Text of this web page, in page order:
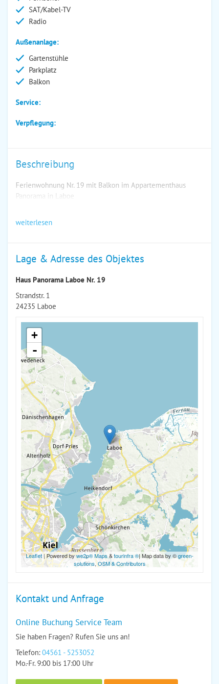
SAT/Kabel-TV
Radio
Außenanlage:
Gartenstühle
Parkplatz
Balkon
Service:
Verpflegung:
Beschreibung
Ferienwohnung Nr. 19 mit Balkon im Appartementhaus
Panorama in Laboe
weiterlesen
Lage & Adresse des Objektes
Haus Panorama Laboe Nr. 19
Strandstr. 1
24235 Laboe
+
-
Leaflet| Powered bywe2p® Maps&tourinfra ®| Map data by ©green-
solutions,OSM & Contributors
Kontakt und Anfrage
Online Buchung Service Team
Sie haben Fragen? Rufen Sie uns an!
Telefon: 04561 - 5253052
Mo.-Fr. 9:00 bis 17:00 Uhr